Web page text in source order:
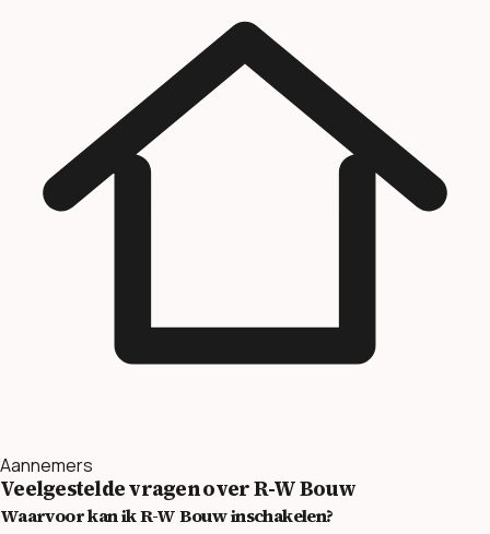
Aannemers
Veelgestelde vragen over R-W Bouw
Waarvoor kan ik R-W Bouw inschakelen?